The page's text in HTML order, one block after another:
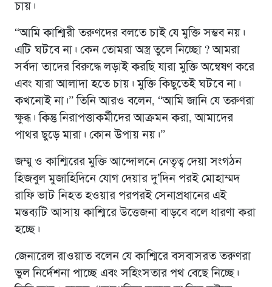
চায়।
“আমি কাশ্মিরী তরুণদের বলতে চাই যে মুক্তি সম্ভব নয়।
এটি ঘটবে না। কেন তোমরা অস্ত্র তুলে নিচ্ছো ? আমরা
সর্বদা তাদের বিরুদ্ধে লড়াই করছি যারা মুক্তি অন্বেষণ করে
এবং যারা আলাদা হতে চায়। মুক্তি কিছুতেই ঘটবে না।
কখনোই না।” তিনি আরও বলেন, “আমি জানি যে তরুণরা
ক্ষুব্ধ। কিন্তু নিরাপত্তাকর্মীদের আক্রমন করা, আমাদের
পাথর ছুড়ে মারা। কোন উপায় নয়।”
জম্মু ও কাশ্মিরের মুক্তি আন্দোলনে নেতৃত্ব দেয়া সংগঠন
হিজবুল মুজাহিদিনে যোগ দেয়ার দু’দিন পরই মোহাম্মদ
রাফি ভাট নিহত হওয়ার পরপরই সেনাপ্রধানের এই
মন্তব্যটি আসায় কাশ্মিরে উত্তেজনা বাড়বে বলে ধারণা করা
হচ্ছে।
জেনারেল রাওয়াত বলেন যে কাশ্মিরে বসবাসরত তরুণরা
ভুল নির্দেশনা পাচ্ছে এবং সহিংসতার পথ বেছে নিচ্ছে।